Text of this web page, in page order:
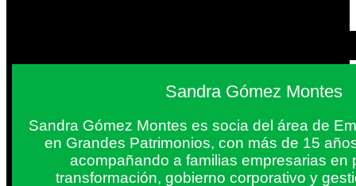
Sandra Gómez Montes
Sandra Gómez Montes es socia del área de
en Grandes Patrimonios, con más de 15
acompañando a familias empresarias en
transformación, gobierno corporativo y